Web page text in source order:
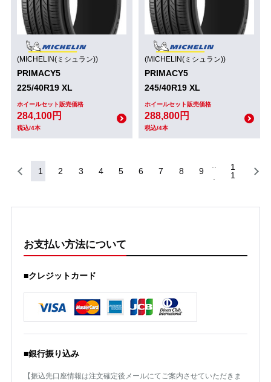
(MICHELIN(ミシュラン))
PRIMACY5
225/40R19 XL
ホイールセット販売価格
284,100円
税込/4本
(MICHELIN(ミシュラン))
PRIMACY5
245/40R19 XL
ホイールセット販売価格
288,800円
税込/4本
1 2 3 4 5 6 7 8 9
1
1
お支払い方法について
■クレジットカード
■銀行振り込み
【振込先口座情報は注文確定後メールにてご案内させていただきま